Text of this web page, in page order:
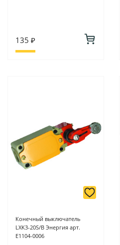
135 ₽
Конечный выключатель
LXK3-20S/B Энергия арт.
Е1104-0006